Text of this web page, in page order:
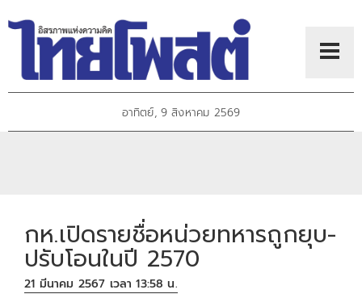
อาทิตย์, 9 สิงหาคม 2569
กห.เปิดรายชื่อหน่วยทหารถูกยุบ-
ปรับโอนในปี 2570
21 มีนาคม 2567 เวลา 13:58 น.